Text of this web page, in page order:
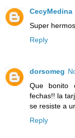
CecyMedina
Super
Reply
dorsomeg
Que bonito
fechas!! la
se resiste a
Reply